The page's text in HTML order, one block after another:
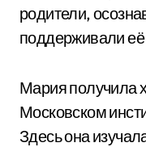
родители,
поддерживали
Мария получила
Московском
Здесь она